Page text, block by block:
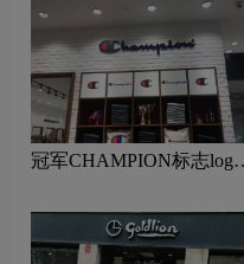
冠军CHAMPION标志logo